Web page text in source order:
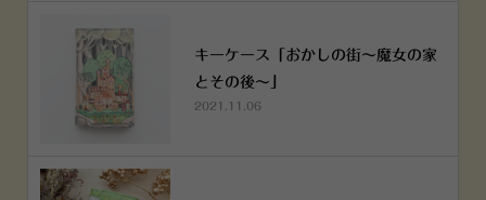
キーケース「おかしの街～魔女の家
とその後～」
2021.11.06